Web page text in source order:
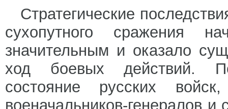
Стратегические
сухопутного сражения
значительным и оказало
ход боевых действий.
состояние русских
военачальников-генералов